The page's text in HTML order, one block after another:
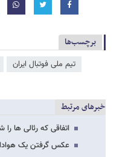
برچسب‌ها
تیم ملی فوتبال ایران
خبرهای مرتبط
اتفاقی که رئالی ها
عکس گرفتن یک